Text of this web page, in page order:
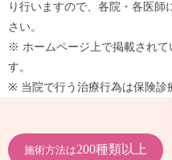
り行いますので、各院・各医
さい。
※ ホームページ上で掲載されて
す。
※ 当院で行う治療行為は保険診
施術方法は200種類以上